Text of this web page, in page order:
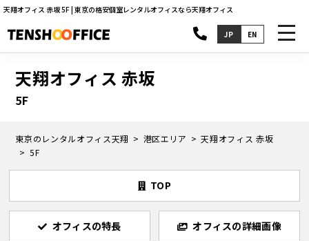
天翔オフィス 赤坂 5F | 東京の格安個室レンタルオフィスなら天翔オフィス
JP EN
天翔オフィス 赤坂
5F
東京のレンタルオフィス天翔 港区エリア
天翔オフィス 赤坂
5F
TOP
オフィスの特長 オフィスの詳細画像